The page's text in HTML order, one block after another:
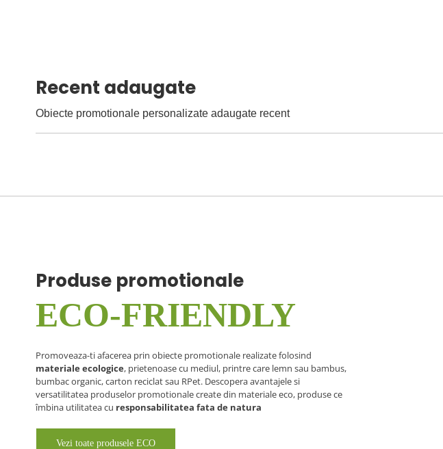
Recent adaugate
Obiecte promotionale personalizate adaugate recent
Produse promotionale
ECO-FRIENDLY
Promoveaza-ti afacerea prin obiecte promotionale realizate folosind
materiale ecologice, prietenoase cu mediul, printre care lemn sau bambus,
bumbac organic, carton reciclat sau RPet. Descopera avantajele si
versatilitatea produselor promotionale create din materiale eco, produse ce
îmbina utilitatea cu responsabilitatea fata de natura
Vezi toate produsele ECO